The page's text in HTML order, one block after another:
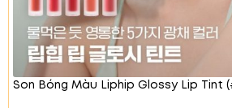
#03 Bird Kiss – Hồng tràĐây là
tươi tắn, dễ dàng kết hợp với
trang điểm khác nhau. Tạo vẻ
trung.
Son Bóng Màu Liphip Glossy Lip Tint